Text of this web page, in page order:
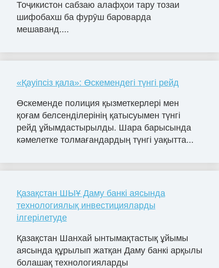
Тоҷикистон сабзаю алафҳои тару тозаи
шифобахш ба фурӯш бароварда
мешаванд....
«Қауіпсіз қала»: Өскемендегі түнгі рейд
Өскеменде полиция қызметкерлері мен
қоғам белсенділерінің қатысуымен түнгі
рейд ұйымдастырылды. Шара барысында
кәмелетке толмағандардың түнгі уақытта...
Қазақстан ШЫҰ Даму банкі аясында
технологиялық инвестицияларды
ілгерілетуде
Қазақстан Шанхай ынтымақтастық ұйымы
аясында құрылып жатқан Даму банкі арқылы
болашақ технологияларды